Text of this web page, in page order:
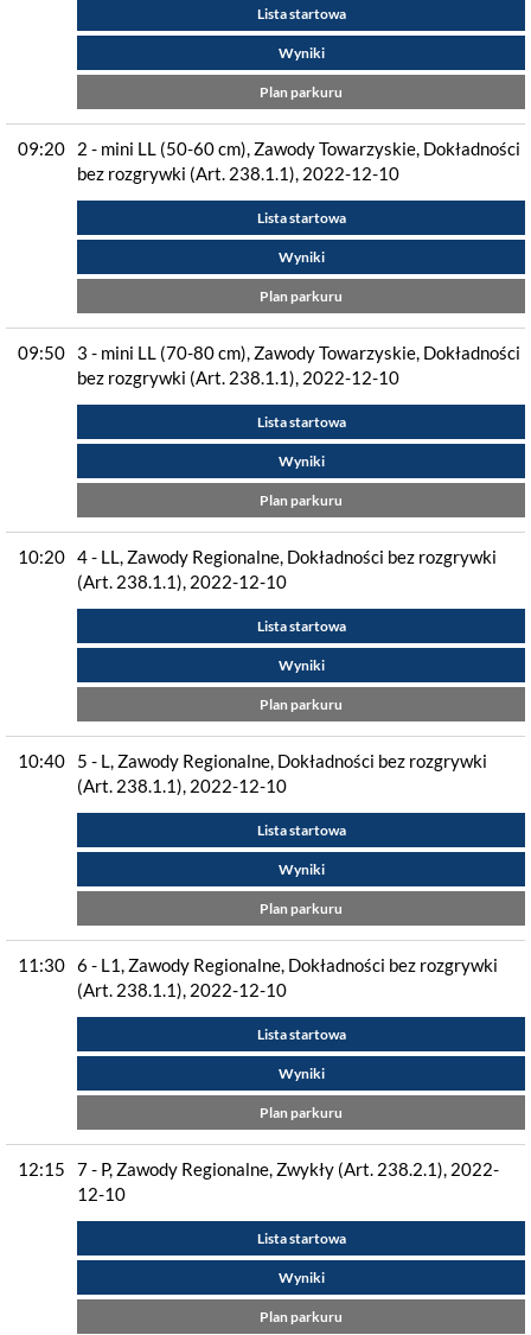
Lista startowa
Wyniki
Plan parkuru
09:20
2 - mini LL (50-60 cm), Zawody Towarzyskie, Dokładności
bez rozgrywki (Art. 238.1.1), 2022-12-10
Lista startowa
Wyniki
Plan parkuru
09:50
3 - mini LL (70-80 cm), Zawody Towarzyskie, Dokładności
bez rozgrywki (Art. 238.1.1), 2022-12-10
Lista startowa
Wyniki
Plan parkuru
10:20 4 - LL, Zawody Regionalne, Dokładności bez rozgrywki
(Art. 238.1.1), 2022-12-10
Lista startowa
Wyniki
Plan parkuru
10:40
5 - L, Zawody Regionalne, Dokładności bez rozgrywki
(Art. 238.1.1), 2022-12-10
Lista startowa
Wyniki
Plan parkuru
11:30 6 - L1, Zawody Regionalne, Dokładności bez rozgrywki
(Art. 238.1.1), 2022-12-10
Lista startowa
Wyniki
Plan parkuru
12:15
7 - P, Zawody Regionalne, Zwykły (Art. 238.2.1), 2022-
12-10
Lista startowa
Wyniki
Plan parkuru